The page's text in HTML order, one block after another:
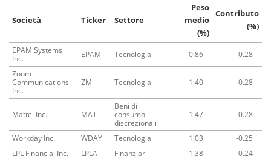
Società Ticker Settore
Peso
medio
(%)
Contributo
(%)
EPAM Systems
Inc.
EPAM Tecnologia 0.86
-0.28
Zoom
Communications
Inc.
ZM Tecnologia 1.40 -0.28
Mattel Inc. MAT
Beni di
consumo
discrezionali
1.47 -0.28
Workday Inc. WDAY Tecnologia 1.03
-0.25
LPL Financial Inc.
LPLA Finanziari 1.38 -0.24